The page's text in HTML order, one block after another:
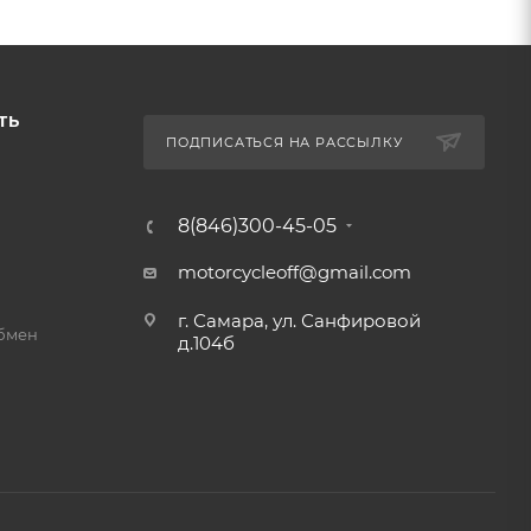
ПОДПИСАТЬСЯ НА РАССЫЛКУ
8(846)300-45-05
motorcycleoff@gmail.com
г. Самара, ул. Санфировой
д.104б